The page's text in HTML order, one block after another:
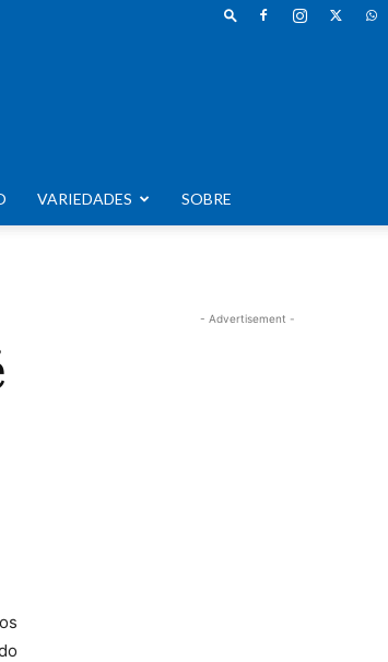
VARIEDADES SOBRE
- Advertisement -